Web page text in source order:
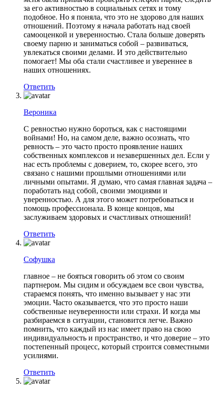
за его активностью в социальных сетях и тому
подобное. Но я поняла, что это не здорово для наших
отношений. Поэтому я начала работать над своей
самооценкой и уверенностью. Стала больше доверять
своему парню и заниматься собой – развиваться,
увлекаться своими делами. И это действительно
помогает! Мы оба стали счастливее и увереннее в
наших отношениях.
Ответить
Вероника
С ревностью нужно бороться, как с настоящими
войнами! Но, на самом деле, важно осознать, что
ревность – это часто просто проявление наших
собственных комплексов и незавершенных дел. Если у
нас есть проблемы с доверием, то, скорее всего, это
связано с нашими прошлыми отношениями или
личными опытами. Я думаю, что самая главная задача –
поработать над собой, своими эмоциями и
уверенностью. А для этого может потребоваться и
помощь профессионала. В конце концов, мы
заслуживаем здоровых и счастливых отношений!
Ответить
Софушка
главное – не бояться говорить об этом со своим
партнером. Мы сидим и обсуждаем все свои чувства,
стараемся понять, что именно вызывает у нас эти
эмоции. Часто оказывается, что это просто наши
собственные неуверенности или страхи. И когда мы
разбираемся в ситуации, становится легче. Важно
помнить, что каждый из нас имеет право на свою
индивидуальность и пространство, и что доверие – это
постепенный процесс, который строится совместными
усилиями.
Ответить